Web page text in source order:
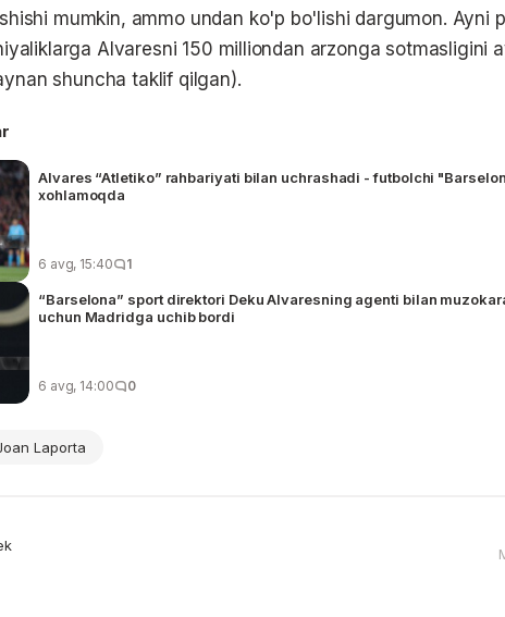
mumkin, ammo undan ko'p bo'lishi dargumon. Ayni
Alvaresni 150 milliondan arzonga sotmasligini
shuncha taklif qilgan).
Alvares “Atletiko” rahbariyati bilan uchrashadi - futbolchi
xohlamoqda
6 avg, 15:40 1
“Barselona” sport direktori Deku Alvaresning agenti bilan
uchun Madridga uchib bordi
6 avg, 14:00 0
Laporta